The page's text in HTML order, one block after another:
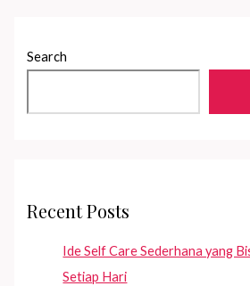
Search
Recent Posts
Ide Self Care Sederhana yang
Setiap Hari